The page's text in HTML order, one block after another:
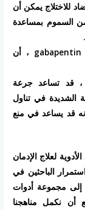
للاختلاج يمكن أن
السموم بمساعدة
يمكن لمضاد الاختلاج vigabatrin ، مثل gabapentin ، أن
، قد تساعد جرعة
الشديدة في تناول
قد يساعد في منع
لعلاج الإدمان
الباحثين في
إلى مجموعة أدوات
أن نكمل مناهجنا